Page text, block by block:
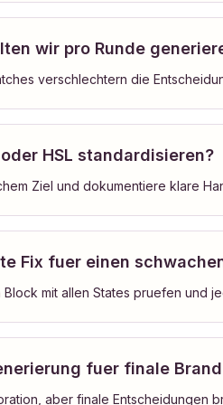
wir pro Runde
verschlechtern die
HSL standardisieren?
Ziel und dokumentiere klare
Fix fuer einen
mit allen States pruefen und
fuer finale
aber finale Entscheidungen